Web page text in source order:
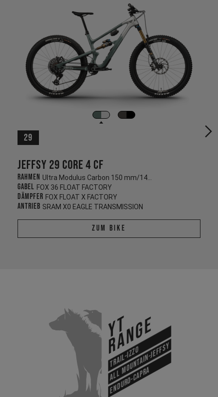
29
Jeffsy 29 CORE 4 CF
Rahmen
Gabel FOX 36 FLOAT FACTORY
Dämpfer FOX FLOAT X FACTORY
Antrieb SRAM X0 EAGLE TRANSMISSION
Zum Bike
YT
Range
Trail-Izzo
All Mountain-Jeffsy
Enduro-Capra